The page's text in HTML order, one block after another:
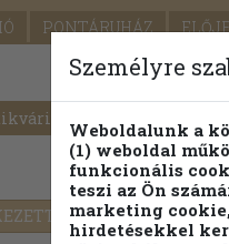
PONTÁRUHÁZ
Személyre
Weboldalunk a
(1) weboldal
funkcionális
teszi az Ön
marketing
hirdetésekkel